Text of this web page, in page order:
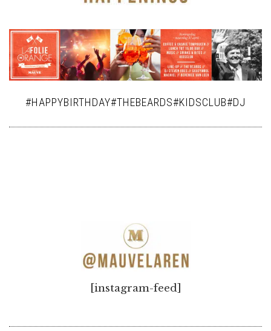
#HAPPYBIRTHDAY#THEBEARDS#KIDSCLUB#DJ
[instagram-feed]